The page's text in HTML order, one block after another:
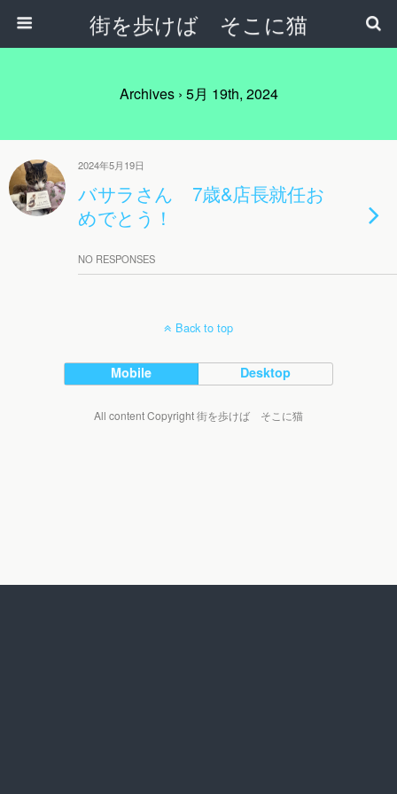
街を歩けば そこに猫
Archives › 5月 19th, 2024
2024年5月19日
バサラさん 7歳&店長就任お
めでとう！
NO RESPONSES
Back to top
Mobile Desktop
All content Copyright 街を歩けば そこに猫